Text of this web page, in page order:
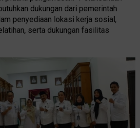
dukungan dari pemerintah
penyediaan lokasi kerja sosial,
serta dukungan fasilitas